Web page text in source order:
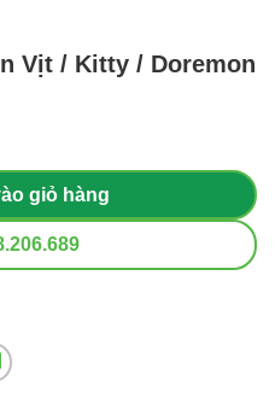
Vịt / Kitty / Doremon
/ Doremon số lượng
giỏ hàng